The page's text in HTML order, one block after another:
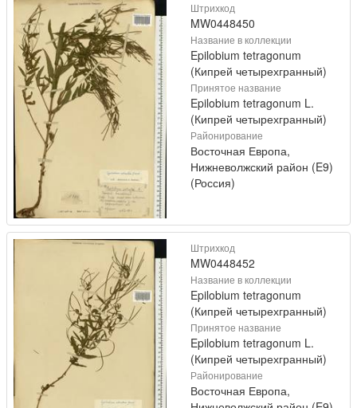
Штрихкод
MW0448450
Название в коллекции
Epilobium tetragonum
(Кипрей четырехгранный)
Принятое название
Epilobium tetragonum L.
(Кипрей четырехгранный)
Районирование
Восточная Европа,
Нижневолжский район (E9)
(Россия)
Штрихкод
MW0448452
Название в коллекции
Epilobium tetragonum
(Кипрей четырехгранный)
Принятое название
Epilobium tetragonum L.
(Кипрей четырехгранный)
Районирование
Восточная Европа,